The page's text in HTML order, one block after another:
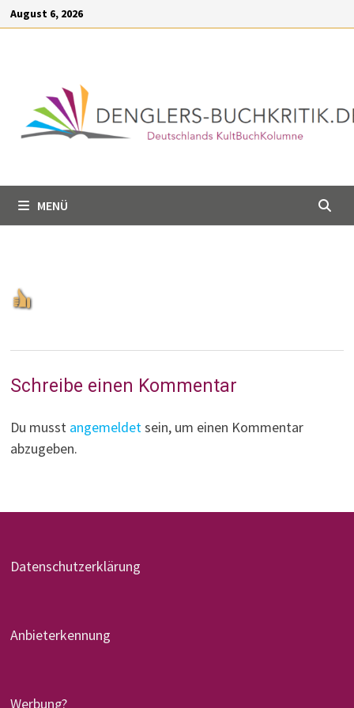
springen
Zum
Inhalt
August 6, 2026
MENÜ
Schreibe einen Kommentar
Du musst angemeldetsein, um einen Kommentar
abzugeben.
Datenschutzerklärung
Anbieterkennung
Werbung?